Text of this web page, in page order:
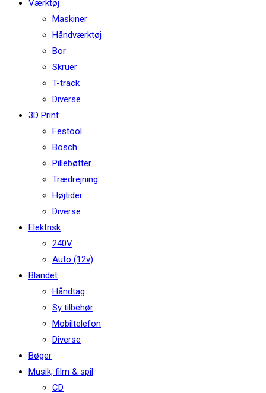
Værktøj
Maskiner
Håndværktøj
Bor
Skruer
T-track
Diverse
3D Print
Festool
Bosch
Pillebøtter
Trædrejning
Højtider
Diverse
Elektrisk
240V
Auto (12v)
Blandet
Håndtag
Sy tilbehør
Mobiltelefon
Diverse
Bøger
Musik, film & spil
CD